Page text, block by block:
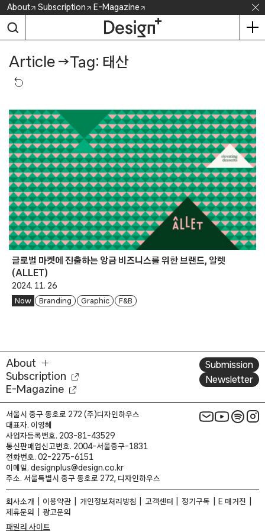
Skip
content
About Subscription E-Magazine
Article →Tag: 태산
글로벌 마켓에 진출하는 앙금 비즈니스를 위한 브랜드, 알렛
(ALLET)
2024. 11. 26
Now Branding Graphic F&B
About
Subscription
E-Magazine
Submission
Newsletter
서울시 중구 동호로 272 (주)디자인하우스
대표자. 이영혜
사업자등록번호. 203-81-43529
통신판매업신고번호. 2004-서울중구-1831
전화번호. 02-2275-6151
이메일. designplus@design.co.kr
주소. 서울특별시 중구 동호로 272, 디자인하우스
회사소개 이용약관 개인정보처리방침 고객센터 정기구독
E 매거진
제휴문의
광고문의
패밀리 사이트